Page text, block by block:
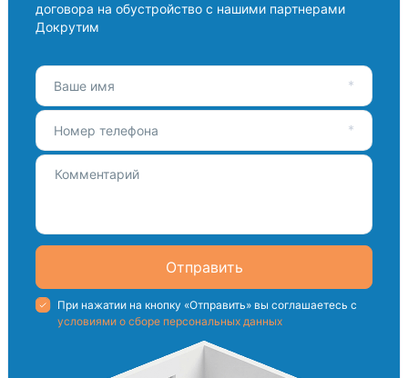
договора на обустройство с нашими партнерами
Докрутим
Ваше имя
Номер телефона
Отправить
При нажатии на кнопку «Отправить» вы соглашаетесь с
условиями о сборе персональных данных